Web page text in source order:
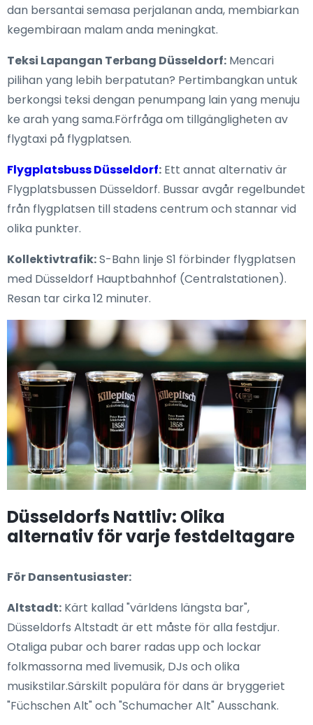
dan bersantai semasa perjalanan anda, membiarkan
kegembiraan malam anda meningkat.
Teksi Lapangan Terbang Düsseldorf: Mencari
pilihan yang lebih berpatutan? Pertimbangkan untuk
berkongsi teksi dengan penumpang lain yang menuju
ke arah yang sama.Förfråga om tillgängligheten av
flygtaxi på flygplatsen.
Flygplatsbuss Düsseldorf: Ett annat alternativ är
Flygplatsbussen Düsseldorf. Bussar avgår regelbundet
från flygplatsen till stadens centrum och stannar vid
olika punkter.
Kollektivtrafik:S-Bahn linje S1 förbinder flygplatsen
med Düsseldorf Hauptbahnhof (Centralstationen).
Resan tar cirka 12 minuter.
Düsseldorfs Nattliv: Olika
alternativ för varje festdeltagare
För Dansentusiaster:
Altstadt: Kärt kallad "världens längsta bar",
Düsseldorfs Altstadt är ett måste för alla festdjur.
Otaliga pubar och barer radas upp och lockar
folkmassorna med livemusik, DJs och olika
musikstilar.Särskilt populära för dans är bryggeriet
"Füchschen Alt" och "Schumacher Alt" Ausschank.